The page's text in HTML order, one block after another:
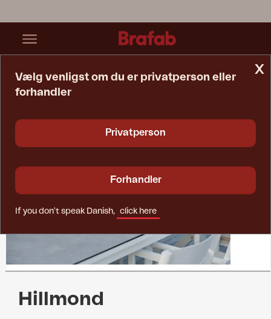
Hillmond
x
Vælg venligst om du er privatperson eller
forhandler
Privatperson
Forhandler
If you don't speak Danish, click here